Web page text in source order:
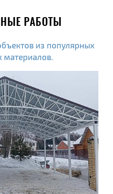
РАБОТЫ
из популярных
материалов.